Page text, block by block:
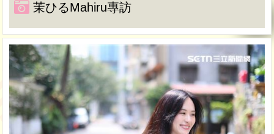
茉ひるMahiru專訪